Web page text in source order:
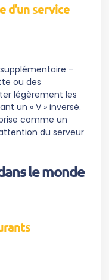
d’un service
–
ou des
légèrement les
un « V » inversé.
comme un
du serveur
le monde